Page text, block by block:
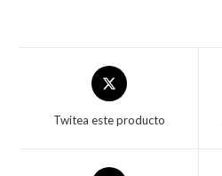
Twitea este producto